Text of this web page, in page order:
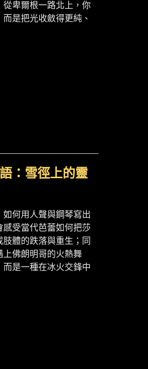
卑爾根一路北上，你
是把光收斂得更純、
：雪徑上的靈
何用人聲與鋼琴寫出
受當代芭蕾如何把莎
體的跌落與重生；同
上佛朗明哥的火熱舞
是一種在冰火交鋒中